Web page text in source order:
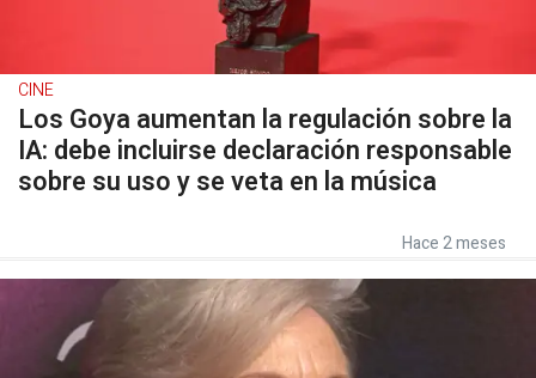
CINE
Los Goya aumentan la regulación sobre la
IA: debe incluirse declaración responsable
sobre su uso y se veta en la música
Hace 2 meses